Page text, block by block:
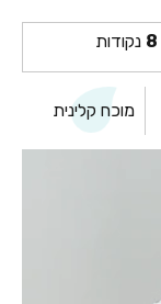
8 נקודות
מוכח קלינית